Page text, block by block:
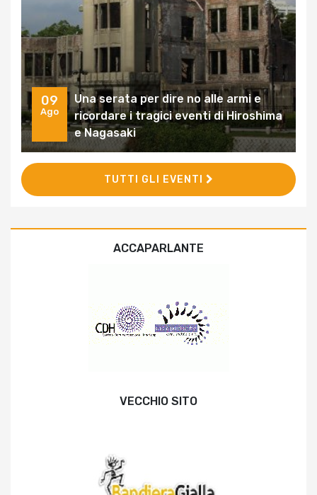
09
Ago
Una serata per dire no alle armi e
ricordare i tragici eventi di Hiroshima
e Nagasaki
TUTTI GLI EVENTI
ACCAPARLANTE
VECCHIO SITO